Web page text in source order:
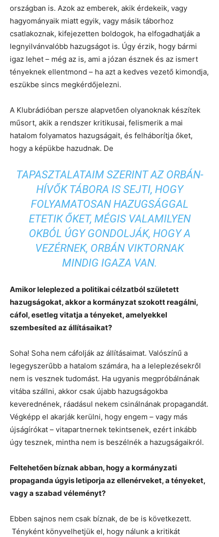
országban is. Azok az emberek, akik érdekeik, vagy
hagyományaik miatt egyik, vagy másik táborhoz
csatlakoznak, kifejezetten boldogok, ha elfogadhatják a
legnyilvánvalóbb hazugságot is. Úgy érzik, hogy bármi
igaz lehet – még az is, ami a józan észnek és az ismert
tényeknek ellentmond – ha azt a kedves vezető kimondja,
eszükbe sincs megkérdőjelezni.
A Klubrádióban persze alapvetően olyanoknak készítek
műsort, akik a rendszer kritikusai, felismerik a mai
hatalom folyamatos hazugságait, és felháborítja őket,
hogy a képükbe hazudnak. De
TAPASZTALATAIM SZERINT AZ ORBÁN-
HÍVŐK TÁBORA IS SEJTI, HOGY
FOLYAMATOSAN HAZUGSÁGGAL
ETETIK ŐKET, MÉGIS VALAMILYEN
OKBÓL ÚGY GONDOLJÁK, HOGY A
VEZÉRNEK, ORBÁN VIKTORNAK
MINDIG IGAZA VAN.
Amikor leleplezed a politikai célzatból született
hazugságokat, akkor a kormányzat szokott reagálni,
cáfol, esetleg vitatja a tényeket, amelyekkel
szembesíted az állításaikat?
Soha! Soha nem cáfolják az állításaimat. Valószínű a
legegyszerűbb a hatalom számára, ha a leleplezésekről
nem is vesznek tudomást. Ha ugyanis megpróbálnának
vitába szállni, akkor csak újabb hazugságokba
keverednének, ráadásul nekem csinálnának propagandát.
Végképp el akarják kerülni, hogy engem – vagy más
újságírókat – vitapartnernek tekintsenek, ezért inkább
úgy tesznek, mintha nem is beszélnék a hazugságaikról.
Feltehetően bíznak abban, hogy a kormányzati
propaganda úgyis letiporja az ellenérveket, a tényeket,
vagy a szabad véleményt?
Ebben sajnos nem csak bíznak, de be is következett.
Tényként könyvelhetjük el, hogy nálunk a kritikát